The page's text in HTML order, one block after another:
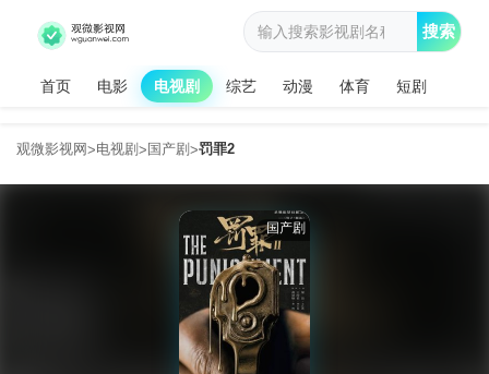
首页 电影 电视剧 综艺 动漫 体育 短剧
搜索
观微影视网>电视剧 > 国产剧 >罚罪2
国产剧